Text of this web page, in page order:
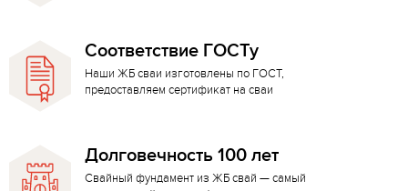
Соответствие ГОСТу
Наши ЖБ сваи изготовлены по ГОСТ,
предоставляем сертификат на сваи
Долговечность 100 лет
Свайный фундамент из ЖБ свай — самый